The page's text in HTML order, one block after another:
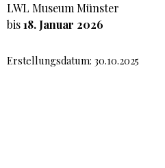
LWL Museum Münster
bis18. Januar 2026
Erstellungsdatum: 30.10.2025